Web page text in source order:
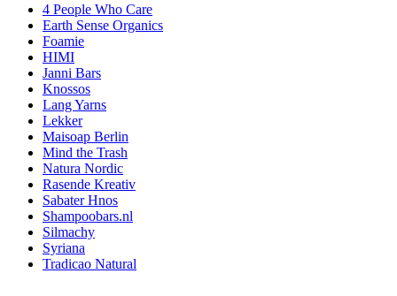
4 People Who Care
Earth Sense Organics
Foamie
HIMI
Janni Bars
Knossos
Lang Yarns
Lekker
Maisoap Berlin
Mind the Trash
Natura Nordic
Rasende Kreativ
Sabater Hnos
Shampoobars.nl
Silmachy
Syriana
Tradicao Natural